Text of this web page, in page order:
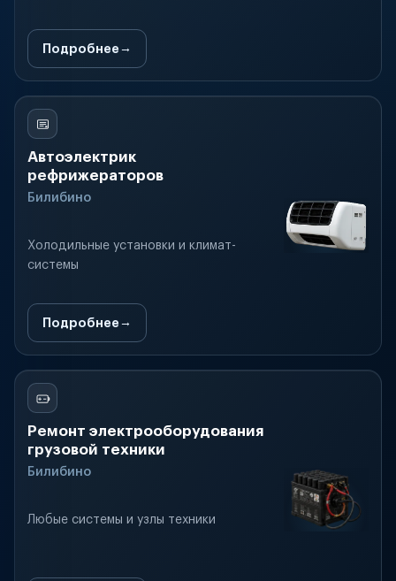
Подробнее
Автоэлектрик
рефрижераторов
Билибино
Холодильные установки и климат-
системы
Подробнее
Ремонт электрооборудования
грузовой техники
Билибино
Любые системы и узлы техники